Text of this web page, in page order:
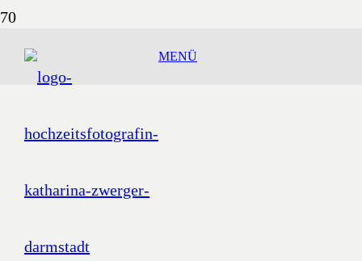
MENÜ